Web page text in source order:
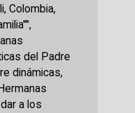
Colombia,
del Padre
dinámicas,
a los